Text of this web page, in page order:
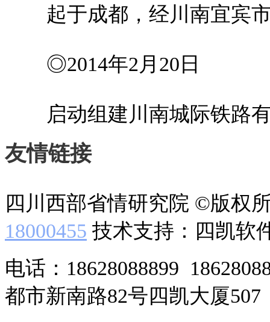
起于成都，经川南宜宾市
◎2014年2月20日
启动组建川南城际铁路有
友情链接
四川西部省情研究院 ©版权
18000455 技术支持：四凯软
电话：18628088899
都市新南路82号四凯大厦507